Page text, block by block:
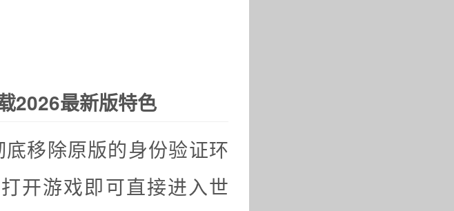
2026最新版特色
移除原版的身份验证环
开游戏即可直接进入世